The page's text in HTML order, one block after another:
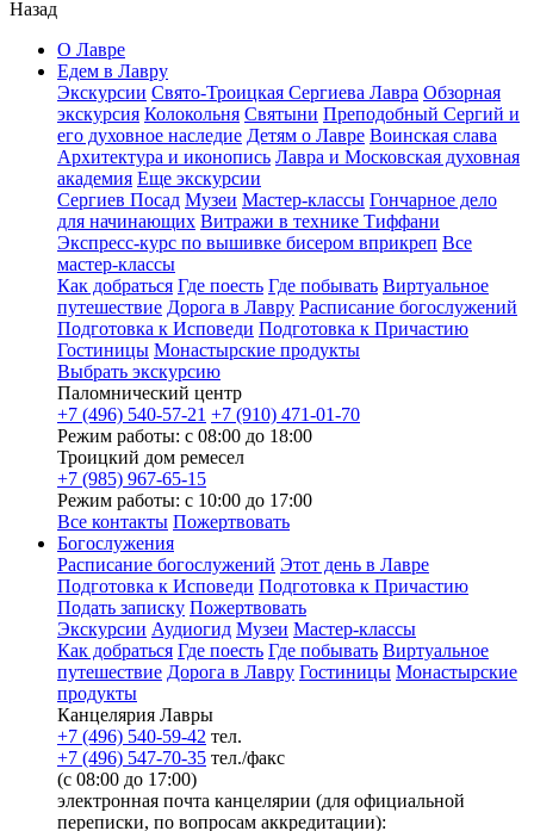
Назад
О Лавре
Едем в Лавру
Экскурсии Свято-Троицкая Сергиева Лавра Обзорная
экскурсия Колокольня Святыни Преподобный Сергий и
его духовное наследие Детям о Лавре Воинская слава
Архитектура и иконопись Лавра и Московская духовная
академия Еще экскурсии
Сергиев Посад Музеи Мастер-классы Гончарное дело
для начинающих Витражи в технике Тиффани
Экспресс-курс по вышивке бисером вприкреп Все
мастер-классы
Как добраться Где поесть Где побывать Виртуальное
путешествие Дорога в Лавру Расписание богослужений
Подготовка к Исповеди Подготовка к Причастию
Гостиницы Монастырские продукты
Выбрать экскурсию
Паломнический центр
+7 (496) 540-57-21 +7 (910) 471-01-70
Режим работы: с 08:00 до 18:00
Троицкий дом ремесел
+7 (985) 967-65-15
Режим работы: с 10:00 до 17:00
Все контакты Пожертвовать
Богослужения
Расписание богослужений Этот день в Лавре
Подготовка к Исповеди Подготовка к Причастию
Подать записку Пожертвовать
Экскурсии Аудиогид Музеи Мастер-классы
Как добраться Где поесть Где побывать Виртуальное
путешествие Дорога в Лавру Гостиницы Монастырские
продукты
Канцелярия Лавры
+7 (496) 540-59-42 тел.
+7 (496) 547-70-35 тел./факс
(с 08:00 до 17:00)
электронная почта канцелярии (для официальной
переписки, по вопросам аккредитации):